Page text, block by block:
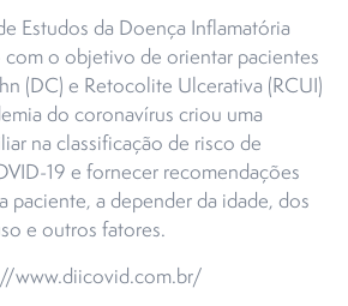
Estudos da Doença Inflamatória
com o objetivo de orientar pacientes
(DC) e Retocolite Ulcerativa (RCUI)
do coronavírus criou uma
na classificação de risco de
19 e fornecer recomendações
paciente, a depender da idade, dos
e outros fatores.
www.diicovid.com.br/